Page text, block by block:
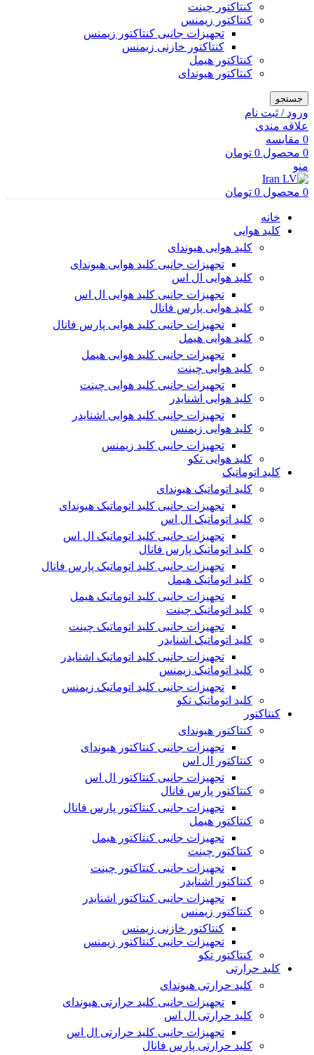
کنتاکتور چینت
کنتاکتور زیمنس
تجهیزات جانبی کنتاکتور زیمنس
کنتاکتور خازنی زیمنس
کنتاکتور هیمل
کنتاکتور هیوندای
جستجو
ورود / ثبت نام
علاقه مندی
0 مقایسه
0 محصول 0 تومان
منو
0 محصول 0 تومان
خانه
کلید هوایی
کلید هوایی هیوندای
تجهیزات جانبی کلید هوایی هیوندای
کلید هوایی ال اس
تجهیزات جانبی کلید هوایی ال اس
کلید هوایی پارس فانال
تجهیزات جانبی کلید هوایی پارس فانال
کلید هوایی هیمل
تجهیزات جانبی کلید هوایی هیمل
کلید هوایی چینت
تجهیزات جانبی کلید هوایی چینت
کلید هوایی اشنایدر
تجهیزات جانبی کلید هوایی اشنایدر
کلید هوایی زیمنس
تجهیزات جانبی کلید زیمنس
کلید هوایی تکو
کلید اتوماتیک
کلید اتوماتیک هیوندای
تجهیزات جانبی کلید اتوماتیک هیوندای
کلید اتوماتیک ال اس
تجهیزات جانبی کلید اتوماتیک ال اس
کلید اتوماتیک پارس فانال
تجهیزات جانبی کلید اتوماتیک پارس فانال
کلید اتوماتیک هیمل
تجهیزات جانبی کلید اتوماتیک هیمل
کلید اتوماتیک چینت
تجهیزات جانبی کلید اتوماتیک چینت
کلید اتوماتیک اشنایدر
تجهیزات جانبی کلید اتوماتیک اشنایدر
کلید اتوماتیک زیمنس
تجهیزات جانبی کلید اتوماتیک زیمنس
کلید اتوماتیک تکو
کنتاکتور
کنتاکتور هیوندای
تجهیزات جانبی کنتاکتور هیوندای
کنتاکتور ال اس
تجهیزات جانبی کنتاکتور ال اس
کنتاکتور پارس فانال
تجهیزات جانبی کنتاکتور پارس فانال
کنتاکتور هیمل
تجهیزات جانبی کنتاکتور هیمل
کنتاکتور چینت
تجهیزات جانبی کنتاکتور چینت
کنتاکتور اشنایدر
تجهیزات جانبی کنتاکتور اشنایدر
کنتاکتور زیمنس
کنتاکتور خازنی زیمنس
تجهیزات جانبی کنتاکتور زیمنس
کنتاکتور تکو
کلید حرارتی
کلید حرارتی هیوندای
تجهیزات جانبی کلید حرارتی هیوندای
کلید حرارتی ال اس
تجهیزات جانبی کلید حرارتی ال اس
کلید حرارتی پارس فانال